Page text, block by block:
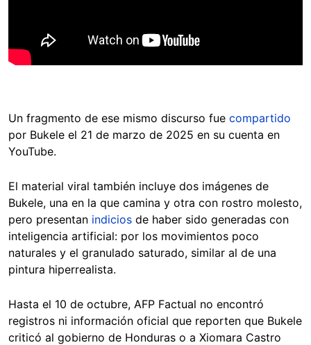
Un fragmento de ese mismo discurso fue compartido
por Bukele el 21 de marzo de 2025 en su cuenta en
YouTube.
El material viral también incluye dos imágenes de
Bukele, una en la que camina y otra con rostro molesto,
pero presentan indicios de haber sido generadas con
inteligencia artificial: por los movimientos poco
naturales y el granulado saturado, similar al de una
pintura hiperrealista.
Hasta el 10 de octubre, AFP Factual no encontró
registros ni información oficial que reporten que Bukele
criticó al gobierno de Honduras o a Xiomara Castro